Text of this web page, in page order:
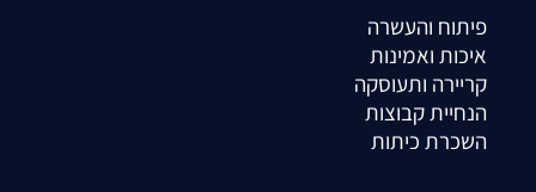
פיתוח והעשרה
איכות ואמינות
קריירה ותעוסקה
הנחיית קבוצות
השכרת כיתות